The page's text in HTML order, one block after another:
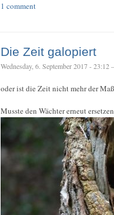
1 comment
Die Zeit galopiert
Wednesday, 6. September 2017 -
oder ist die Zeit nicht mehr der
Musste den Wächter erneut